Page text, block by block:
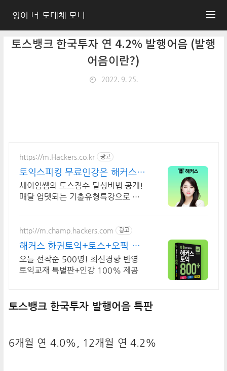
영어 너 도대체 모니
토스뱅크 한국투자 연 4.2% 발행어음 (발행
어음이란?)
2022. 9. 25.
https://m.Hackers.co.kr 광고
토익스피킹 무료인강은 해커스
토스 자료집도 무료다
세이임쌤의 토스점수 달성비법 공개!
매달 업뎃되는 기출유형특강으로 토
http://m.champ.hackers.com 광고
해커스 한권토익+토스+오픽 토
익+토스+오픽
오늘 선착순 500명! 최신경향 반영
토익교재 특별판+인강 100% 제공
토스뱅크 한국투자 발행어음 특판
6개월 연 4.0%, 12개월 연 4.2%